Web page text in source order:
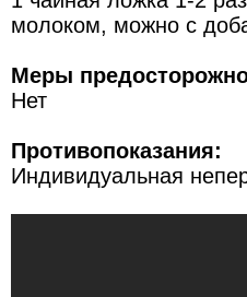
молоком, можно с
Меры
Нет
Противопоказания:
Индивидуальная